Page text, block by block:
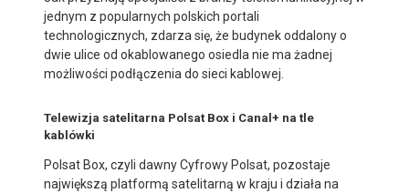
jednym z popularnych polskich portali
technologicznych, zdarza się, że budynek oddalony o
dwie ulice od okablowanego osiedla nie ma żadnej
możliwości podłączenia do sieci kablowej.
Telewizja satelitarna Polsat Box i Canal+ na tle
kablówki
Polsat Box, czyli dawny Cyfrowy Polsat, pozostaje
największą platformą satelitarną w kraju i działa na